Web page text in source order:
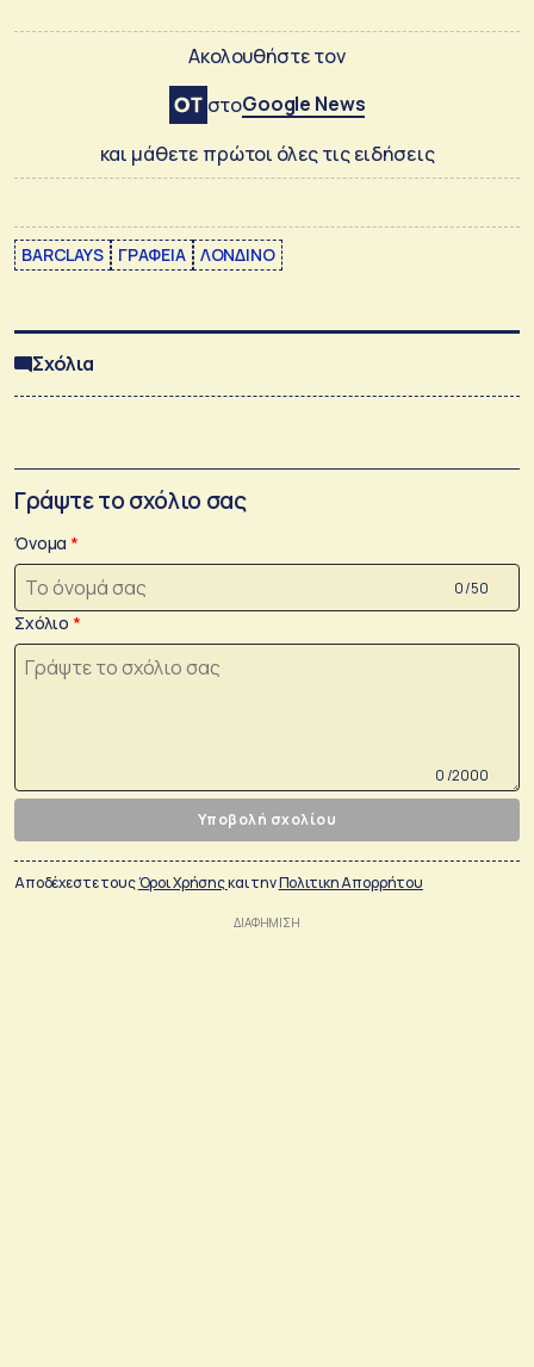
Ακολουθήστε τον
στοGoogle News
και μάθετε πρώτοι όλες τις ειδήσεις
BARCLAYS ΓΡΑΦΕΙΑ ΛΟΝΔΙΝΟ
Σχόλια
Γράψτε το σχόλιο σας
Όνομα
0 /50
Σχόλιο
0 /2000
Υποβολή σχολίου
Αποδέχεστε τουςΌροι Χρήσηςκαι τηνΠολιτικη Απορρήτου